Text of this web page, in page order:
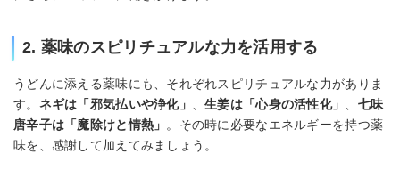
2. 薬味のスピリチュアルな力を活用する
うどんに添える薬味にも、それぞれスピリチュアルな力がありま
す。 ネギは「邪気払いや浄化」 、生姜は「心身の活性化」 、 七味
唐辛子は「魔除けと情熱」 。その時に必要なエネルギーを持つ薬
味を、感謝して加えてみましょう。